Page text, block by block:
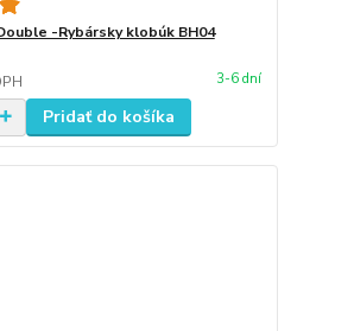
-Rybársky klobúk BH04
3-6 dní
Pridať do košíka